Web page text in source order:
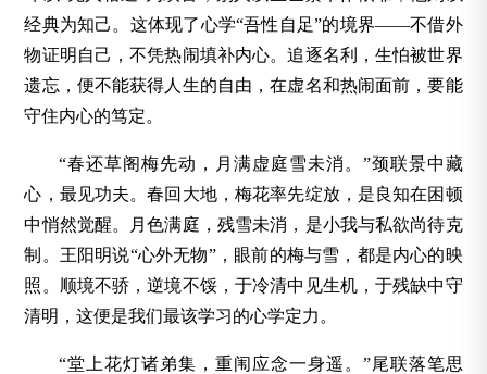
经典为知己。这体现了心学“吾性自足”的境界——不借外
物证明自己，不凭热闹填补内心。追逐名利，生怕被世界
遗忘，便不能获得人生的自由，在虚名和热闹面前，要能
守住内心的笃定。
“春还草阁梅先动，月满虚庭雪未消。”颈联景中藏
心，最见功夫。春回大地，梅花率先绽放，是良知在困顿
中悄然觉醒。月色满庭，残雪未消，是小我与私欲尚待克
制。王阳明说“心外无物”，眼前的梅与雪，都是内心的映
照。顺境不骄，逆境不馁，于冷清中见生机，于残缺中守
清明，这便是我们最该学习的心学定力。
“堂上花灯诸弟集，重闱应念一身遥。”尾联落笔思